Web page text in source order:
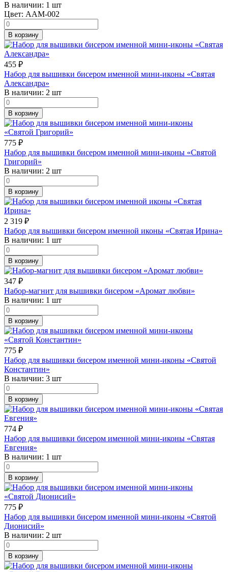
В наличии: 1 шт
Цвет: AAM-002
В корзину
455 ₽
Набор для вышивки бисером именной мини-иконы «Святая
Александра»
В наличии: 2 шт
В корзину
775 ₽
Набор для вышивки бисером именной мини-иконы «Святой
Григорий»
В наличии: 2 шт
В корзину
2 319 ₽
Набор для вышивки бисером именной иконы «Святая Ирина»
В наличии: 1 шт
В корзину
347 ₽
Набор-магнит для вышивки бисером «Аромат любви»
В наличии: 1 шт
В корзину
775 ₽
Набор для вышивки бисером именной мини-иконы «Святой
Константин»
В наличии: 3 шт
В корзину
774 ₽
Набор для вышивки бисером именной мини-иконы «Святая
Евгения»
В наличии: 1 шт
В корзину
775 ₽
Набор для вышивки бисером именной мини-иконы «Святой
Дионисий»
В наличии: 2 шт
В корзину